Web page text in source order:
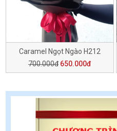
Caramel Ngọt Ngào H212
700.000đ 650.000đ